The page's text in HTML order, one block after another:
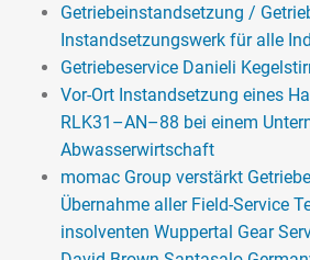
Getriebeinstandsetzung /
Instandsetzungswerk für alle
Getriebeservice Danieli
Vor-Ort Instandsetzung eines
RLK31–AN–88 bei einem
Abwasserwirtschaft
momac Group verstärkt
Übernahme aller Field-Service
insolventen Wuppertal Gear